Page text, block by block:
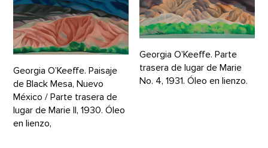
Georgia O’Keeffe. Paisaje
de Black Mesa, Nuevo
México / Parte trasera de
lugar de Marie II, 1930. Óleo
en lienzo,
Georgia O’Keeffe. Parte
trasera de lugar de Marie
No. 4, 1931. Óleo en lienzo.